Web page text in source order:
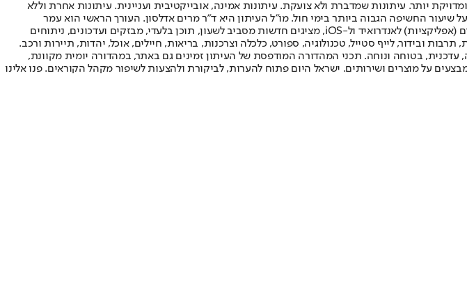
יותר. עיתונות שמדברת ולא צועקת. עיתונות אמינה, אובייקטיבית ועניינית. עיתונות אחרת וללא
וב-2010 הפך "ישראל היום" לעיתון הישראלי בעל שיעור החשיפה הגבוה ביותר בימי חול. מו"ל העיתון היא ד"ר מרים אדלסון. העורך הראשי הוא עמר
לחמנוביץ, והעורך המייסד הוא עמוס רגב. אתרי האינטרנט של "ישראל היום" בעברית ובאנגלית, כמו כן היישומונים (אפליקציות) לאנדרואיד ול-iOS, מציגים חדשות מסביב לשעון, תוכן בלעדי, מבזקים ועדכונים, ניתוחים
ובידור, לייף סטייל, טכנולוגיה, ספורט, כלכלה וצרכנות, בריאות, חיילים, אוכל, יהדות, תיירות ורכב.
עדכנית, בטוחה ונוחה. תכני המהדורה המודפסת של העיתון זמינים גם באתר, במהדורה יומית מקוונת,
על מוצרים ושירותים. ישראל היום פתוח להערות, לביקורת ולהצעות לשיפור מקהל הקוראים. פנו אלינו